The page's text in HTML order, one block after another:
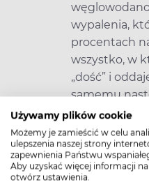
Używamy plików cookie
Możemy je zamieścić w celu
ulepszenia naszej strony
zapewnienia Państwu
Aby uzyskać więcej informacji
otwórz ustawienia.
wypalenia,
procentach
wszystko, w
„dość” i
samemu
miał
przypominali
dziecko
moich